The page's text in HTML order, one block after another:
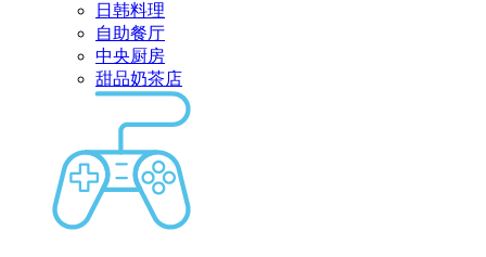
日韩料理
自助餐厅
中央厨房
甜品奶茶店